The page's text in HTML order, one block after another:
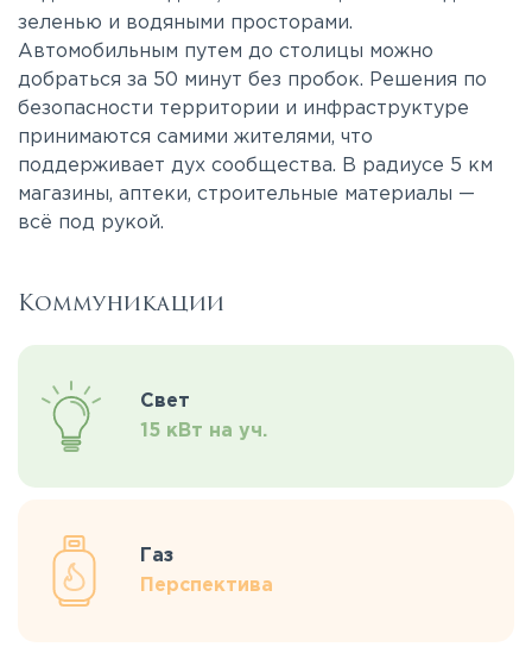
зеленью и водяными просторами.
Автомобильным путем до столицы можно
добраться за 50 минут без пробок. Решения по
безопасности территории и инфраструктуре
принимаются самими жителями, что
поддерживает дух сообщества. В радиусе 5 км
магазины, аптеки, строительные материалы —
всё под рукой.
Коммуникации
Свет
15 кВт на уч.
Газ
Перспектива